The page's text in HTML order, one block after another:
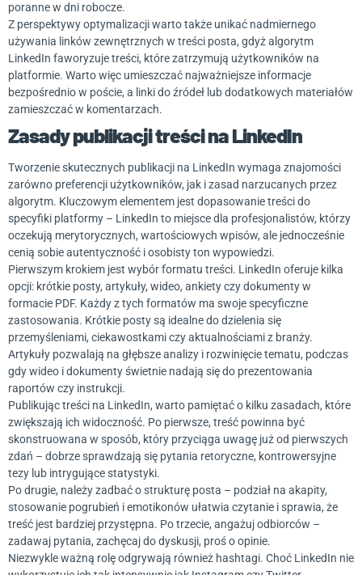
poranne w dni robocze.
Z perspektywy optymalizacji warto także unikać nadmiernego
używania linków zewnętrznych w treści posta, gdyż algorytm
LinkedIn faworyzuje treści, które zatrzymują użytkowników na
platformie. Warto więc umieszczać najważniejsze informacje
bezpośrednio w poście, a linki do źródeł lub dodatkowych materiałów
zamieszczać w komentarzach.
Zasady publikacji treści na LinkedIn
Tworzenie skutecznych publikacji na LinkedIn wymaga znajomości
zarówno preferencji użytkowników, jak i zasad narzucanych przez
algorytm. Kluczowym elementem jest dopasowanie treści do
specyfiki platformy – LinkedIn to miejsce dla profesjonalistów, którzy
oczekują merytorycznych, wartościowych wpisów, ale jednocześnie
cenią sobie autentyczność i osobisty ton wypowiedzi.
Pierwszym krokiem jest wybór formatu treści. LinkedIn oferuje kilka
opcji: krótkie posty, artykuły, wideo, ankiety czy dokumenty w
formacie PDF. Każdy z tych formatów ma swoje specyficzne
zastosowania. Krótkie posty są idealne do dzielenia się
przemyśleniami, ciekawostkami czy aktualnościami z branży.
Artykuły pozwalają na głębsze analizy i rozwinięcie tematu, podczas
gdy wideo i dokumenty świetnie nadają się do prezentowania
raportów czy instrukcji.
Publikując treści na LinkedIn, warto pamiętać o kilku zasadach, które
zwiększają ich widoczność. Po pierwsze, treść powinna być
skonstruowana w sposób, który przyciąga uwagę już od pierwszych
zdań – dobrze sprawdzają się pytania retoryczne, kontrowersyjne
tezy lub intrygujące statystyki.
Po drugie, należy zadbać o strukturę posta – podział na akapity,
stosowanie pogrubień i emotikonów ułatwia czytanie i sprawia, że
treść jest bardziej przystępna. Po trzecie, angażuj odbiorców –
zadawaj pytania, zachęcaj do dyskusji, proś o opinie.
Niezwykle ważną rolę odgrywają również hashtagi. Choć LinkedIn nie